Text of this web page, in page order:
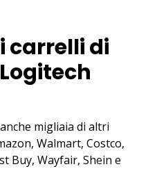
carrelli di
migliaia di altri
Walmart, Costco,
Buy, Wayfair, Shein e